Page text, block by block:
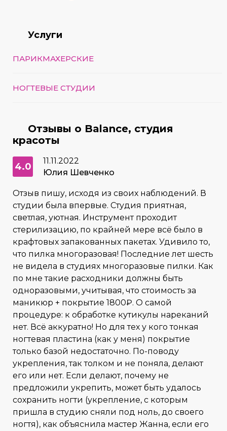
Услуги
ПАРИКМАХЕРСКИЕ
НОГТЕВЫЕ СТУДИИ
Отзывы о Balance, студия
красоты
4.0
11.11.2022
Юлия Шевченко
Отзыв пишу, исходя из своих наблюдений. В
студии была впервые. Студия приятная,
светлая, уютная. Инструмент проходит
стерилизацию, по крайней мере всё было в
крафтовых запакованных пакетах. Удивило то,
что пилка многоразовая! Последние лет шесть
не видела в студиях многоразовые пилки. Как
по мне такие расходники должны быть
одноразовыми, учитывая, что стоимость за
маникюр + покрытие 1800₽. О самой
процедуре: к обработке кутикулы нареканий
нет. Всё аккуратно! Но для тех у кого тонкая
ногтевая пластина (как у меня) покрытие
только базой недостаточно. По-поводу
укрепления, так толком и не поняла, делают
его или нет. Если делают, почему не
предложили укрепить, может быть удалось
сохранить ногти (укрепление, с которым
пришла в студию сняли под ноль, до своего
ногтя), как объяснила мастер Жанна, если его